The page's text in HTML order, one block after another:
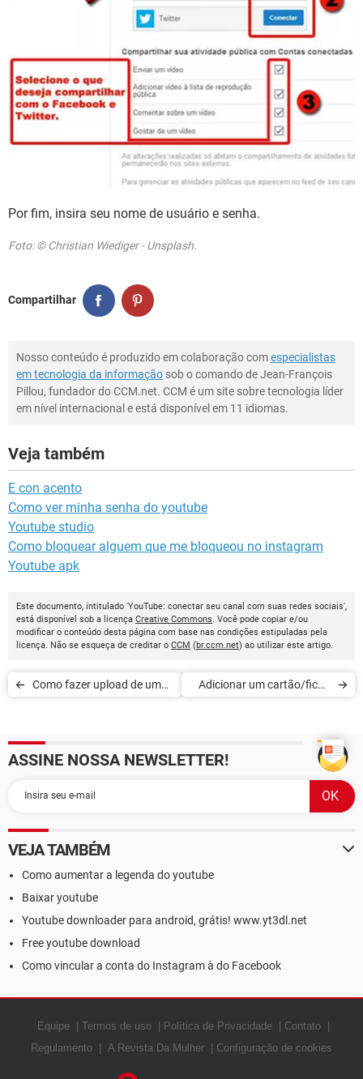
Por fim, insira seu nome de usuário e senha.
Foto: © Christian Wiediger - Unsplash.
Compartilhar
Nosso conteúdo é produzido em colaboração comespecialistas
em tecnologia da informação sob o comando de Jean-François
Pillou, fundador do CCM.net. CCM é um site sobre tecnologia líder
em nível internacional e está disponível em 11 idiomas.
Veja também
E con acento
Como ver minha senha do youtube
Youtube studio
Como bloquear alguem que me bloqueou no instagram
Youtube apk
Este documento, intitulado 'YouTube: conectar seu canal com suas redes sociais',
está disponível sob a licença Creative Commons. Você pode copiar e/ou
modificar o conteúdo desta página com base nas condições estipuladas pela
licença. Não se esqueça de creditar o CCM (br.ccm.net) ao utilizar este artigo.
Como fazer upload de um
Adicionar um cartão/ficha
ASSINE NOSSA NEWSLETTER!
VEJA TAMBÉM
Como aumentar a legenda do youtube
Baixar youtube
Youtube downloader para android, grátis! www.yt3dl.net
Free youtube download
Como vincular a conta do Instagram à do Facebook
Equipe Termos de uso Política de Privacidade
Contato
Regulamento
A Revista Da Mulher Configuração de cookies